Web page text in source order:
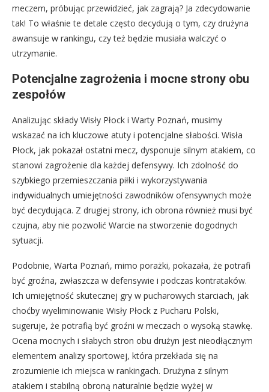
meczem, próbując przewidzieć, jak zagrają? Ja zdecydowanie
tak! To właśnie te detale często decydują o tym, czy drużyna
awansuje w rankingu, czy też będzie musiała walczyć o
utrzymanie.
Potencjalne zagrożenia i mocne strony obu
zespołów
Analizując składy Wisły Płock i Warty Poznań, musimy
wskazać na ich kluczowe atuty i potencjalne słabości. Wisła
Płock, jak pokazał ostatni mecz, dysponuje silnym atakiem, co
stanowi zagrożenie dla każdej defensywy. Ich zdolność do
szybkiego przemieszczania piłki i wykorzystywania
indywidualnych umiejętności zawodników ofensywnych może
być decydująca. Z drugiej strony, ich obrona również musi być
czujna, aby nie pozwolić Warcie na stworzenie dogodnych
sytuacji.
Podobnie, Warta Poznań, mimo porażki, pokazała, że potrafi
być groźna, zwłaszcza w defensywie i podczas kontrataków.
Ich umiejętność skutecznej gry w pucharowych starciach, jak
choćby wyeliminowanie Wisły Płock z Pucharu Polski,
sugeruje, że potrafią być groźni w meczach o wysoką stawkę.
Ocena mocnych i słabych stron obu drużyn jest nieodłącznym
elementem analizy sportowej, która przekłada się na
zrozumienie ich miejsca w rankingach. Drużyna z silnym
atakiem i stabilną obroną naturalnie będzie wyżej w